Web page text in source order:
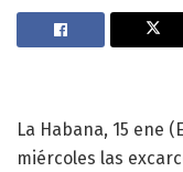
La Habana, 15 ene
miércoles las